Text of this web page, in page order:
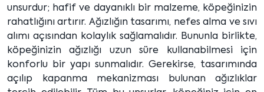
unsurdur; hafif ve dayanıklı bir malzeme, köpeğinizin
rahatlığını artırır. Ağızlığın tasarımı, nefes alma ve sıvı
alımı açısından kolaylık sağlamalıdır. Bununla birlikte,
köpeğinizin ağızlığı uzun süre kullanabilmesi için
konforlu bir yapı sunmalıdır. Gerekirse, tasarımında
açılıp kapanma mekanizması bulunan ağızlıklar